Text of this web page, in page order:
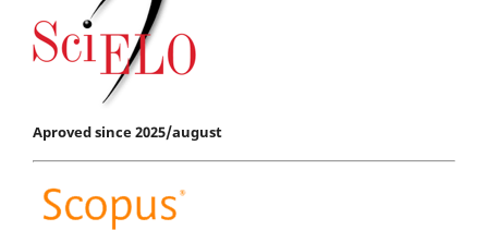
Aproved since 2025/august